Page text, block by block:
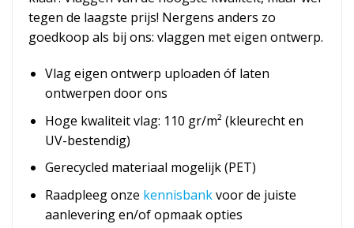
tegen de laagste prijs! Nergens anders zo
goedkoop als bij ons: vlaggen met eigen ontwerp.
Vlag eigen ontwerp uploaden óf laten
ontwerpen door ons
Hoge kwaliteit vlag: 110 gr/m² (kleurecht en
UV-bestendig)
Gerecycled materiaal mogelijk (PET)
Raadpleeg onze kennisbankvoor de juiste
aanlevering en/of opmaak opties